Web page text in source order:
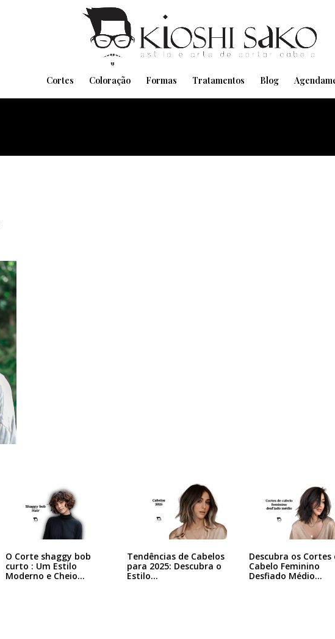
Cortes Coloração Formas Tratamentos Blog
O Corte shaggy bob
curto : Um Estilo
Moderno e Cheio…
Tendências de Cabelos
para 2025: Descubra o
Estilo…
Descubra os Cortes
Cabelo Feminino
Desfiado Médio…
Pensando em transformar seu Visual??
Agende pelo Whatsapp